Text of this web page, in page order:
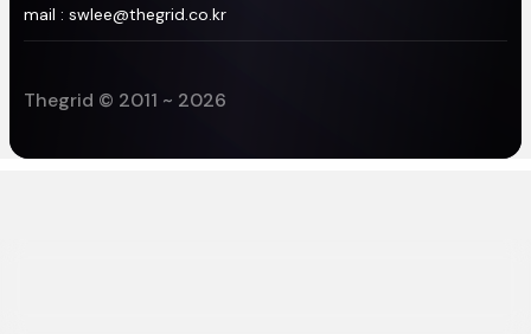
mail:swlee@thegrid.co.kr
Thegrid©2011~2026